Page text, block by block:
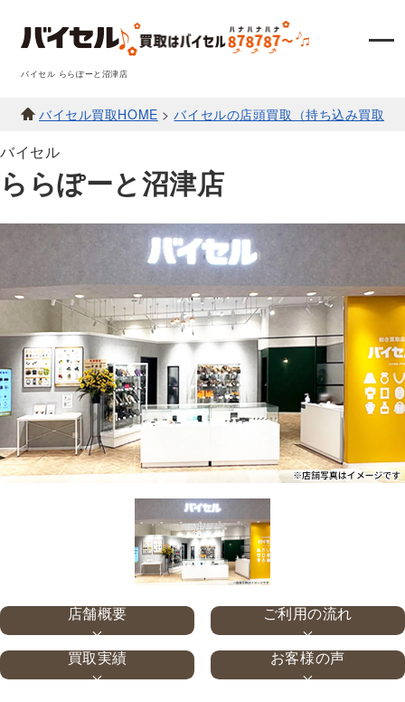
バイセル ららぽーと沼津店
バイセル買取HOME >バイセルの店頭買取（持ち込み買取）
バイセル
ららぽーと沼津店
店舗概要 ご利用の流れ
買取実績 お客様の声